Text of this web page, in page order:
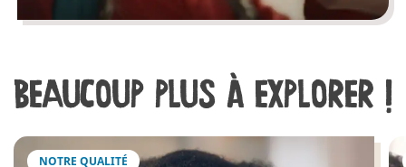
BEAUCOUP PLUS À EXPLORER !
NOTRE QUALITÉ